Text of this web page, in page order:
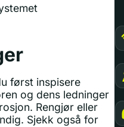
først inspisere
og dens ledninger
Rengjør eller
Sjekk også for